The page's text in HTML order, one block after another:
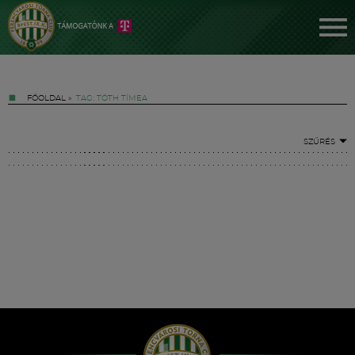
FŐOLDAL » TAG: TÓTH TÍMEA
SZŰRÉS
Hírek